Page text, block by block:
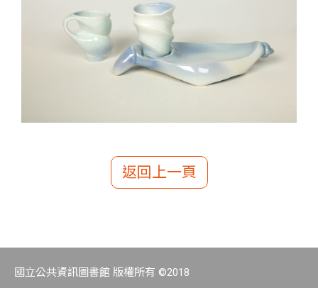
返回上一頁
國立公共資訊圖書館 版權所有 ©2018